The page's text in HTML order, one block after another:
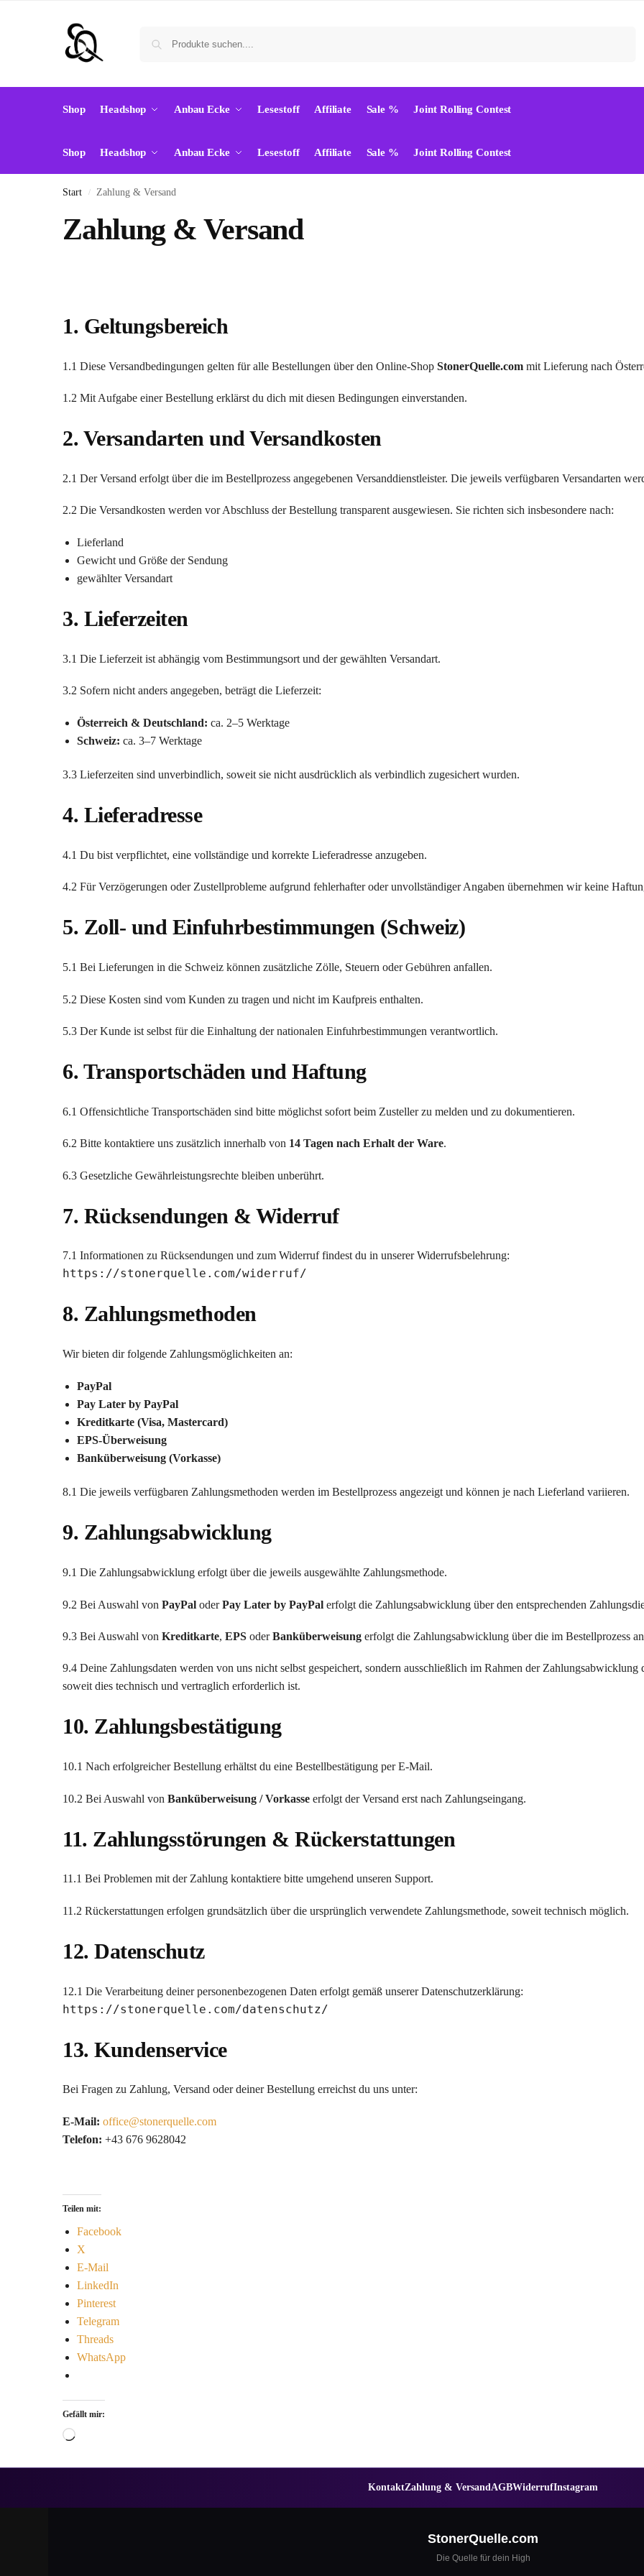
Shop Headshop Anbau Ecke Lesestoff Affiliate Sale % Joint Rolling Contest
Shop Headshop Anbau Ecke Lesestoff Affiliate Sale % Joint Rolling Contest
Start / Zahlung & Versand
Zahlung & Versand
1. Geltungsbereich
1.1 Diese Versandbedingungen gelten für alle Bestellungen über den Online-Shop StonerQuelle.com mit Lieferung nach
1.2 Mit Aufgabe einer Bestellung erklärst du dich mit diesen Bedingungen einverstanden.
2. Versandarten und Versandkosten
2.1 Der Versand erfolgt über die im Bestellprozess angegebenen Versanddienstleister. Die jeweils verfügbaren Versandarten
2.2 Die Versandkosten werden vor Abschluss der Bestellung transparent ausgewiesen. Sie richten sich insbesondere nach:
Lieferland
Gewicht und Größe der Sendung
gewählter Versandart
3. Lieferzeiten
3.1 Die Lieferzeit ist abhängig vom Bestimmungsort und der gewählten Versandart.
3.2 Sofern nicht anders angegeben, beträgt die Lieferzeit:
Österreich & Deutschland: ca. 2–5 Werktage
Schweiz: ca. 3–7 Werktage
3.3 Lieferzeiten sind unverbindlich, soweit sie nicht ausdrücklich als verbindlich zugesichert wurden.
4. Lieferadresse
4.1 Du bist verpflichtet, eine vollständige und korrekte Lieferadresse anzugeben.
4.2 Für Verzögerungen oder Zustellprobleme aufgrund fehlerhafter oder unvollständiger Angaben übernehmen wir keine
5. Zoll- und Einfuhrbestimmungen (Schweiz)
5.1 Bei Lieferungen in die Schweiz können zusätzliche Zölle, Steuern oder Gebühren anfallen.
5.2 Diese Kosten sind vom Kunden zu tragen und nicht im Kaufpreis enthalten.
5.3 Der Kunde ist selbst für die Einhaltung der nationalen Einfuhrbestimmungen verantwortlich.
6. Transportschäden und Haftung
6.1 Offensichtliche Transportschäden sind bitte möglichst sofort beim Zusteller zu melden und zu dokumentieren.
6.2 Bitte kontaktiere uns zusätzlich innerhalb von 14 Tagen nach Erhalt der Ware.
6.3 Gesetzliche Gewährleistungsrechte bleiben unberührt.
7. Rücksendungen & Widerruf
7.1 Informationen zu Rücksendungen und zum Widerruf findest du in unserer Widerrufsbelehrung:
https://stonerquelle.com/widerruf/
8. Zahlungsmethoden
Wir bieten dir folgende Zahlungsmöglichkeiten an:
PayPal
Pay Later by PayPal
Kreditkarte (Visa, Mastercard)
EPS-Überweisung
Banküberweisung (Vorkasse)
8.1 Die jeweils verfügbaren Zahlungsmethoden werden im Bestellprozess angezeigt und können je nach Lieferland variieren.
9. Zahlungsabwicklung
9.1 Die Zahlungsabwicklung erfolgt über die jeweils ausgewählte Zahlungsmethode.
9.2 Bei Auswahl von PayPal oderPay Later by PayPal erfolgt die Zahlungsabwicklung über den entsprechenden
9.3 Bei Auswahl von Kreditkarte, EPS oderBanküberweisung erfolgt die Zahlungsabwicklung über die im Bestellprozess
9.4 Deine Zahlungsdaten werden von uns nicht selbst gespeichert, sondern ausschließlich im Rahmen der Zahlungsabwicklung
soweit dies technisch und vertraglich erforderlich ist.
10. Zahlungsbestätigung
10.1 Nach erfolgreicher Bestellung erhältst du eine Bestellbestätigung per E-Mail.
10.2 Bei Auswahl von Banküberweisung / Vorkasse erfolgt der Versand erst nach Zahlungseingang.
11. Zahlungsstörungen & Rückerstattungen
11.1 Bei Problemen mit der Zahlung kontaktiere bitte umgehend unseren Support.
11.2 Rückerstattungen erfolgen grundsätzlich über die ursprünglich verwendete Zahlungsmethode, soweit technisch möglich.
12. Datenschutz
12.1 Die Verarbeitung deiner personenbezogenen Daten erfolgt gemäß unserer Datenschutzerklärung:
https://stonerquelle.com/datenschutz/
13. Kundenservice
Bei Fragen zu Zahlung, Versand oder deiner Bestellung erreichst du uns unter:
E-Mail: office@stonerquelle.com
Telefon: +43 676 9628042
Teilen mit:
Facebook
X
E-Mail
LinkedIn
Pinterest
Telegram
Threads
WhatsApp
Gefällt mir:
KontaktZahlung & VersandAGBWiderrufInstagram
StonerQuelle.com
Die Quelle für dein High